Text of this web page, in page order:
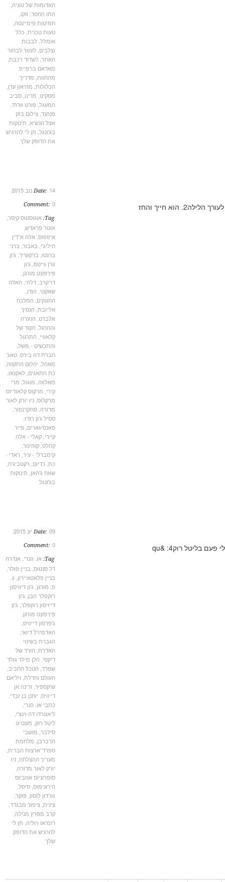
האדומות של טוניה,
התו החסר,ווקו
חמיטות פימיינטה,
טעות טכנית,כלל
אומלל,לבבות
וצלבים,לעזור לבחור
האחר,לשדוד רכבת,
מאדאם בו־פייפ
מהחוות,מדריך
הכלולות,מוזיאון עדן,
מסקיט,מרינו,סביב
המעגל,פורט וורת',
פנהנד,צילום בזק
אצל הנשיא,תינוקות
בג'ונגל,תן לי להרגיש
את הדופק שלך
Date:
Comment:
אוגוסטוס קיסר,
אוטר פראדש,
איזופוס,אלה א־דין
חיליג'י,באבור,ברני
ברנטו,ברקשייר,ג'ון
וורן גייטס,ג'ון
פִּירְפּוֹנְט מורגן,
דו־קרב,דלהי,האלה
שאקטי,הודו ,
החונקים,המלכה
אליזבת,הנסיך
אלברט,הנערה
וההרגל,הקוד של
קלאוויי,התרגול
והתכשיט - משל,
חברת דה בירס,טאג'
מאהל,יהלום התקווה,
כת התאגים,לאקנאו,
מאלווה,מוגול,מרי
,מרקוס קלאודיוס
מרקלוס,ניו יורק לאור
מדורה,סהקרנפור,
ססיל ג'ון רודז ,
פאנסיגארים,פייר
קיירי,קאלי - אלה,
קהלט,קוהינור,
קימברלי - עיר,ראדי -
רדיום,רקטביג'ה,
שאח ג'האן,תינוקות
בג'ונגל
Date:
Comment:
או. הנרי ,אנדרה
דל סנטוס,בניין פולר,
בניין פלאטאיירון,ג.
פ. מורגן,ג'ון דיוויסון
רוקפלר הבן ,ג'ון
דייויסון רוקפלר,ג'ון
פִּירְפּוֹנְט מורגן,
ג'פרסון דייוויס,
האדמירל דיואי,
הגברת בשינוי
האדרת,הורד של
דיקסי,הלן מילר גולד
שפרד,הנוכל החביב,
העולם והדלת,ויליאם
שיקספיר,ורינה אן
דייוויס,יוחנן בן זבדי ,
כתבי או. הנרי ,
ליאונרדו דה וינצ'י ,
ליטל רוק, מונטיגו
סילבר,מושבי
הרברבן,מלחמת
ספרד־ארצות הברית,
מעריך ההצלחה,ניו
יורק לאור מדורה,
סופרוניוס אוזביוס
הירונימוס,סיסל
גורדון לוסון,פוקר,
צינית,ציפור מבגדד,
קרב מפרץ מנילה,
רומיאו ויוליה,תן לי
להרגיש את הדופק